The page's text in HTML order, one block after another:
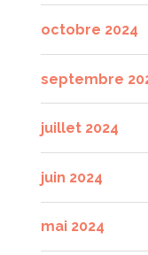
octobre 2024
septembre
juillet 2024
juin 2024
mai 2024